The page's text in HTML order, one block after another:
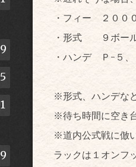
・フィー ２００
・形式 ９ボール
・ハンデ Ｐ-５、
※形式、ハンデな
※待ち時間に空き
※道内公式戦に倣
ラックは１オンフ